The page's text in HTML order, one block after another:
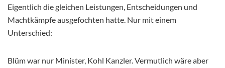
Eigentlich die gleichen Leistungen, Entscheidungen und
Machtkämpfe ausgefochten hatte. Nur mit einem
Unterschied:
Blüm war nur Minister, Kohl Kanzler. Vermutlich wäre aber